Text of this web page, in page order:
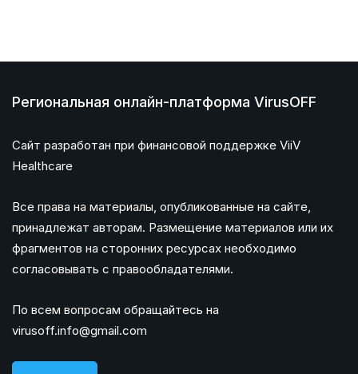
Региональная онлайн-платформа VirusOFF
Сайт разработан при финансовой поддержке ViiV
Healthcare
Все права на материалы, опубликованные на сайте,
принадлежат авторам. Размещение материалов или их
фрагментов на сторонних ресурсах необходимо
согласовывать с правообладателями.
По всем вопросам обращайтесь на
virusoff.info@gmail.com